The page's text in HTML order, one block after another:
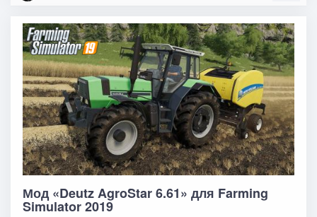
Мод «Deutz AgroStar 6.61» для Farming
Simulator 2019